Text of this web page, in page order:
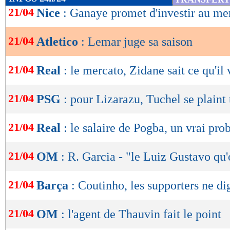
de
OK
21/04 Nice : Ganaye promet d'investir au
21/04 Atletico : Lemar juge sa saison
21/04 Real : le mercato, Zidane sait ce qu'il
21/04 PSG : pour Lizarazu, Tuchel se plaint
21/04 Real : le salaire de Pogba, un vrai
21/04 OM : R. Garcia - "le Luiz Gustavo
21/04 Barça : Coutinho, les supporters ne
21/04 OM : l'agent de Thauvin fait le point